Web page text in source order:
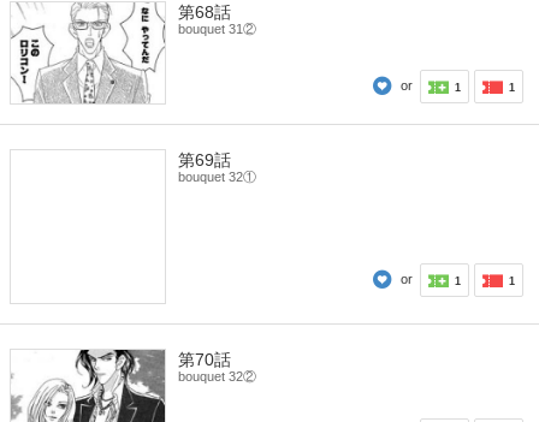
第68話
bouquet 31②
or 1 1
第69話
bouquet 32①
or 1 1
第70話
bouquet 32②